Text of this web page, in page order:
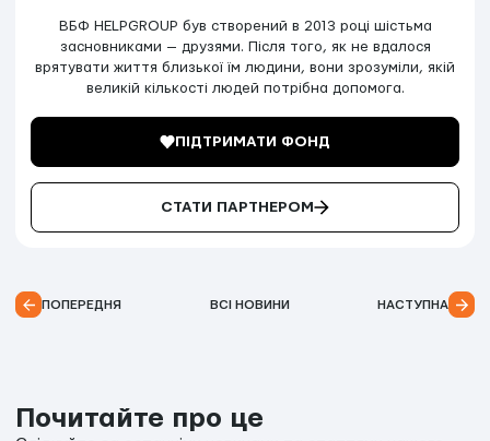
ВБФ HELPGROUP був створений в 2013 році шістьма
засновниками — друзями. Після того, як не вдалося
врятувати життя близької їм людини, вони зрозуміли, якій
великій кількості людей потрібна допомога.
ПІДТРИМАТИ ФОНД
СТАТИ ПАРТНЕРОМ
ПОПЕРЕДНЯ ВСІ НОВИНИ НАСТУПНА
Почитайте про це